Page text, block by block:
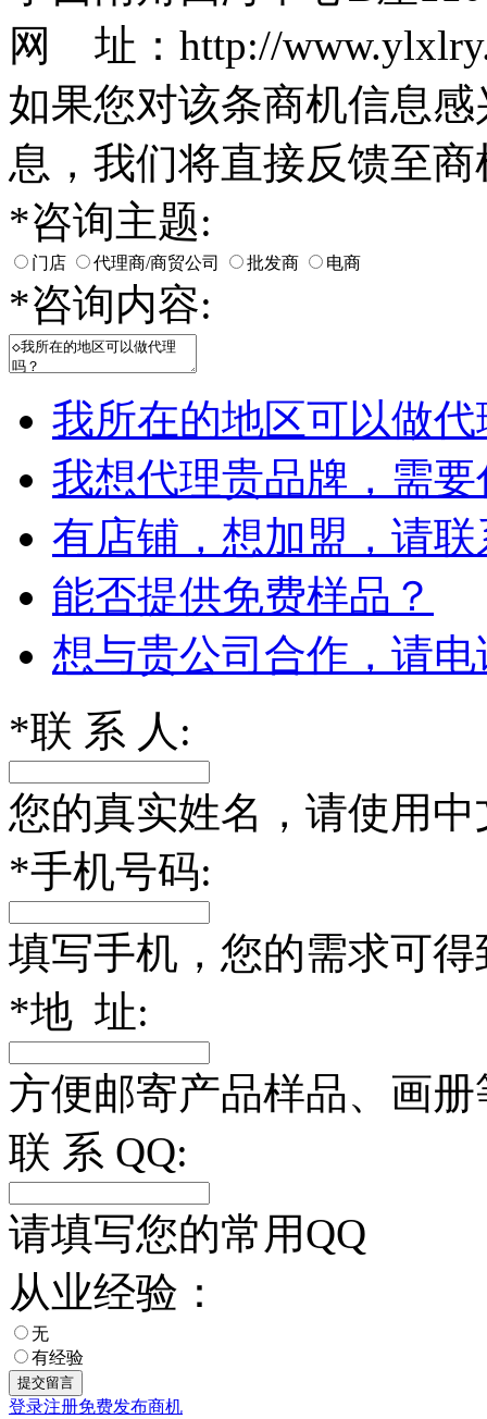
网 址：http://
如果您对该条商机信息
息，我们将直接反馈至
*咨询主题:
门店 代理商/商贸公司 批发商 电商
*咨询内容:
我所在的地区可以做
我想代理贵品牌，需
有店铺，想加盟，请
能否提供免费样品？
想与贵公司合作，请
*联 系 人:
您的真实姓名，请使用中
*手机号码:
填写手机，您的需求可
*地 址:
方便邮寄产品样品、画
联 系 QQ:
请填写您的常用QQ
从业经验：
无
有经验
登录注册免费发布商机